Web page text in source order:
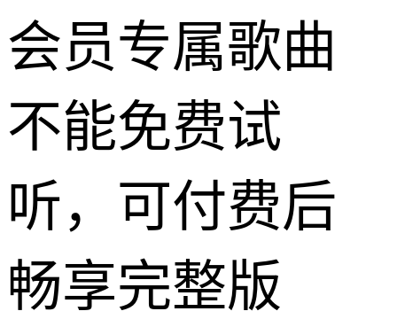
会员专属歌曲
不能免费试
听，可付费后
畅享完整版